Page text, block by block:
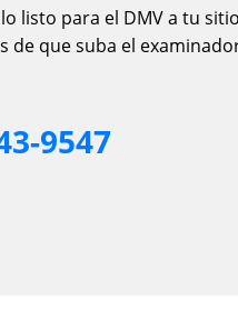
listo para el DMV a tu
de que suba el
9547